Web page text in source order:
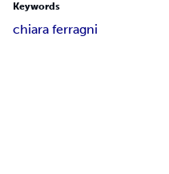
Keywords
chiara ferragni